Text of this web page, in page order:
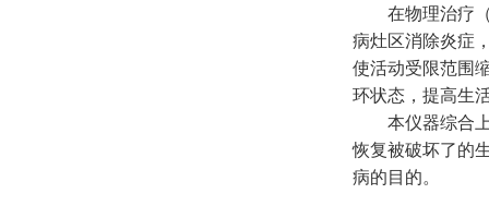
在物理治疗
病灶区消除炎症
使活动受限范围
环状态，提高生
本仪器综合
恢复被破坏了的
病的目的。